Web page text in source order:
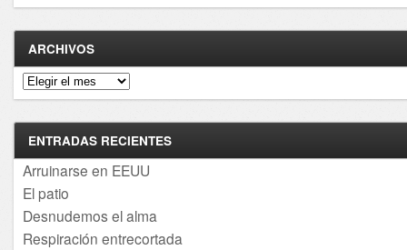
ARCHIVOS
Archivos
ENTRADAS RECIENTES
Arruinarse en EEUU
El patio
Desnudemos el alma
Respiración entrecortada